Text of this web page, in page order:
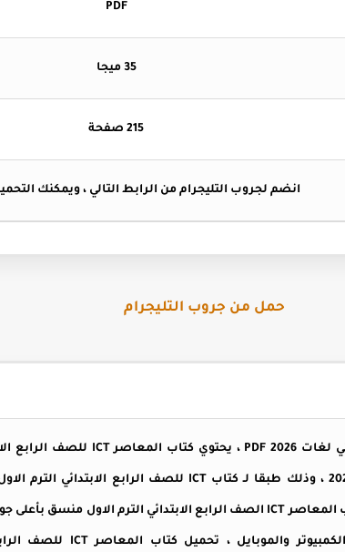
PDF
35 ميجا
215 صفحة
انضم لجروب التليجرام من الرابط التالي ، ويمكنك
حمل من جروب التليجرام